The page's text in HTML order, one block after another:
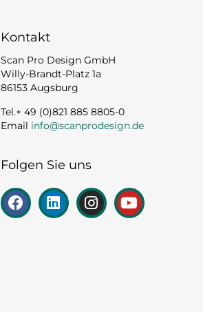
Kontakt
Scan Pro Design GmbH
Willy-Brandt-Platz 1a
86153 Augsburg
Tel.+ 49 (0)821 885 8805-0
Email info@scanprodesign.de
Folgen Sie uns